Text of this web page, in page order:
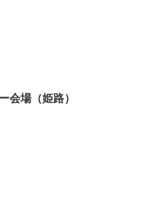
会場（姫路）